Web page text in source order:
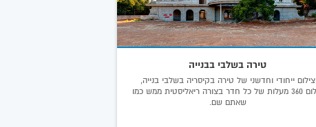
טירה בשלבי בבנייה
צילום ייחודי וחדשני של טירה בקיסריה בשלבי בנייה,
צילום 360 מעלות של כל חדר בצורה ריאליסטית ממש כמו
שאתם שם.